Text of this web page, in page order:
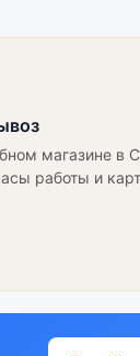
магазине в
работы и